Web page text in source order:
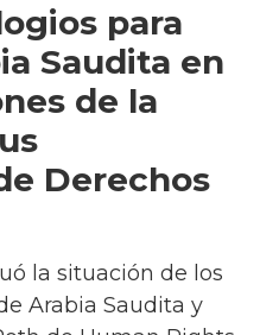
para
Saudita en
de la
Derechos
la situación de los
Arabia Saudita y